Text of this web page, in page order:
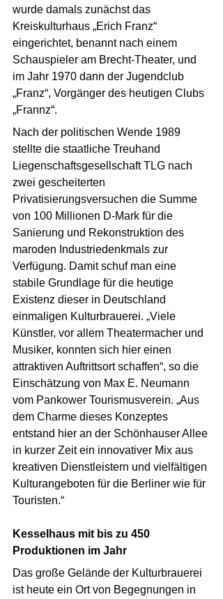
wurde damals zunächst das
Kreiskulturhaus „Erich Franz“
eingerichtet, benannt nach einem
Schauspieler am Brecht-Theater, und
im Jahr 1970 dann der Jugendclub
„Franz“, Vorgänger des heutigen Clubs
„Frannz“.
Nach der politischen Wende 1989
stellte die staatliche Treuhand
Liegenschaftsgesellschaft TLG nach
zwei gescheiterten
Privatisierungsversuchen die Summe
von 100 Millionen D-Mark für die
Sanierung und Rekonstruktion des
maroden Industriedenkmals zur
Verfügung. Damit schuf man eine
stabile Grundlage für die heutige
Existenz dieser in Deutschland
einmaligen Kulturbrauerei. „Viele
Künstler, vor allem Theatermacher und
Musiker, konnten sich hier einen
attraktiven Auftrittsort schaffen“, so die
Einschätzung von Max E. Neumann
vom Pankower Tourismusverein. „Aus
dem Charme dieses Konzeptes
entstand hier an der Schönhauser Allee
in kurzer Zeit ein innovativer Mix aus
kreativen Dienstleistern und vielfältigen
Kulturangeboten für die Berliner wie für
Touristen.“
Kesselhaus mit bis zu 450
Produktionen im Jahr
Das große Gelände der Kulturbrauerei
ist heute ein Ort von Begegnungen in